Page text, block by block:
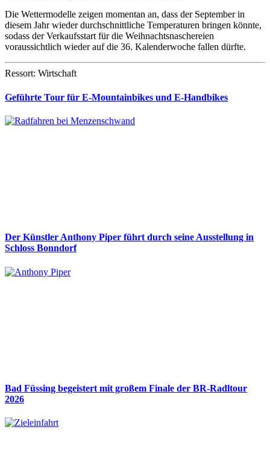
Die Wettermodelle zeigen momentan an, dass der September in
diesem Jahr wieder durchschnittliche Temperaturen bringen könnte,
sodass der Verkaufsstart für die Weihnachtsnaschereien
voraussichtlich wieder auf die 36. Kalenderwoche fallen dürfte.
Ressort: Wirtschaft
Geführte Tour für E-Mountainbikes und E-Handbikes
Der Künstler Anthony Piper führt durch seine Ausstellung in
Schloss Bonndorf
Bad Füssing begeistert mit großem Finale der BR-Radltour
2026